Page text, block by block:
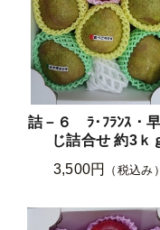
詰－６ ﾗ･ﾌﾗﾝｽ・
じ詰合せ 約3ｋ
3,500円
（税込み）